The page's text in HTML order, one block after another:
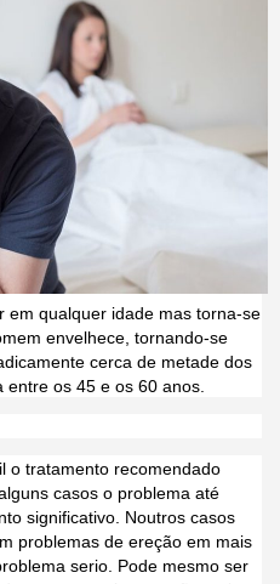
em qualquer idade mas torna-se
envelhece, tornando-se
cerca de metade dos
os 45 e os 60 anos.
o tratamento recomendado
casos o problema até
significativo. Noutros casos
problemas de ereção em mais
serio. Pode mesmo ser